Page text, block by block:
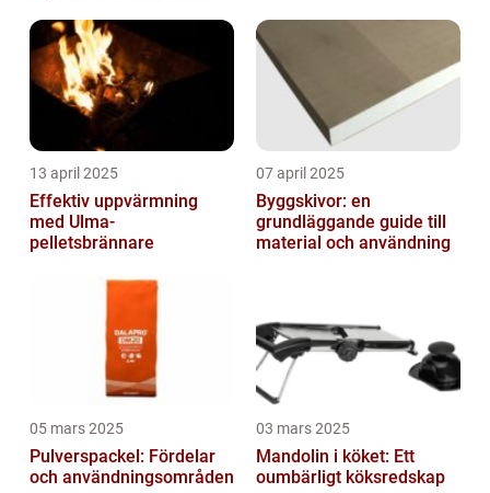
13 april 2025
Effektiv uppvärmning
med Ulma-
pelletsbrännare
07 april 2025
Byggskivor: en
grundläggande guide till
material och användning
05 mars 2025
Pulverspackel: Fördelar
och användningsområden
03 mars 2025
Mandolin i köket: Ett
oumbärligt köksredskap